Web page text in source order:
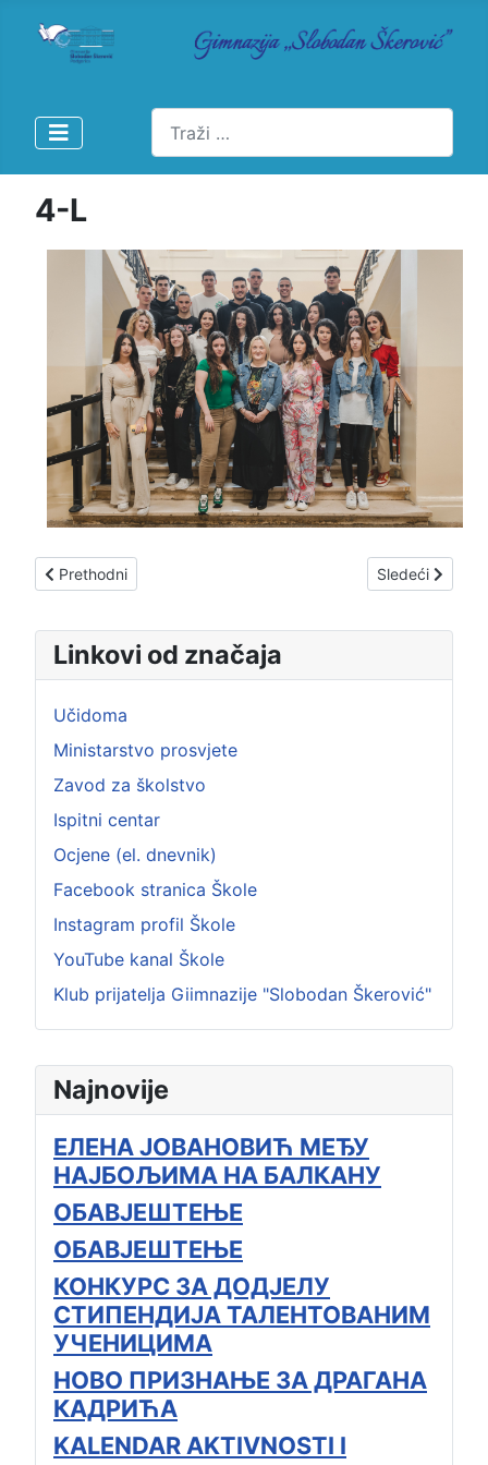
Pretraži
Najnovije
ЕЛЕНА ЈОВАНОВИЋ МЕЂУ
НАЈБОЉИМА НА БАЛКАНУ
ОБАВЈЕШТЕЊЕ
ОБАВЈЕШТЕЊЕ
КОНКУРС ЗА ДОДЈЕЛУ
СТИПЕНДИЈА ТАЛЕНТОВАНИМ
УЧЕНИЦИМА
НОВО ПРИЗНАЊЕ ЗА ДРАГАНА
КАДРИЋА
KALENDAR AKTIVNOSTI I
4-L
Prethodni članak: 4-K
Prethodni Sledeći
Sledeći
Linkovi od značaja
Učidoma
Ministarstvo prosvjete
Zavod za školstvo
Ispitni centar
Ocjene (el. dnevnik)
Facebook stranica Škole
Instagram profil Škole
YouTube kanal Škole
Klub prijatelja Giimnazije "Slobodan Škerović"